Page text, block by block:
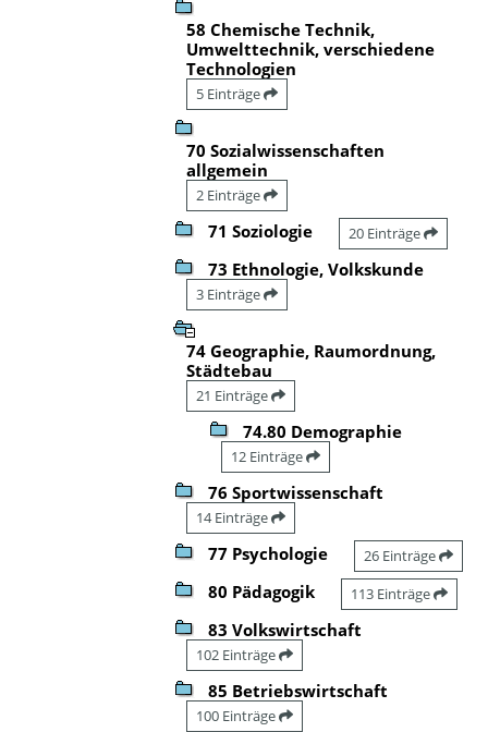
58 Chemische Technik,
Umwelttechnik, verschiedene
Technologien
5 Einträge
70 Sozialwissenschaften
allgemein
2 Einträge
71 Soziologie 20 Einträge
73 Ethnologie, Volkskunde
3 Einträge
74 Geographie, Raumordnung,
Städtebau
21 Einträge
74.80 Demographie
12 Einträge
76 Sportwissenschaft
14 Einträge
77 Psychologie 26 Einträge
80 Pädagogik 113 Einträge
83 Volkswirtschaft
102 Einträge
85 Betriebswirtschaft
100 Einträge